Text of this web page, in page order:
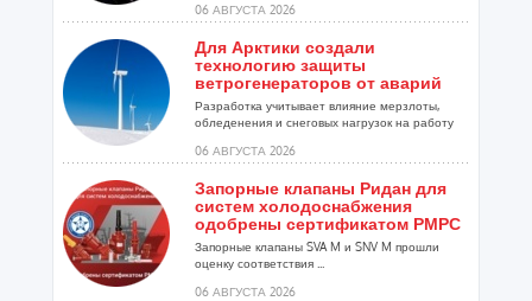
06 АВГУСТА 2026
Для Арктики создали
технологию защиты
ветрогенераторов от аварий
Разработка учитывает влияние мерзлоты,
обледенения и снеговых нагрузок на работу
06 АВГУСТА 2026
Запорные клапаны Ридан для
систем холодоснабжения
одобрены сертификатом РМРС
Запорные клапаны SVA M и SNV M прошли
оценку соответствия ...
06 АВГУСТА 2026